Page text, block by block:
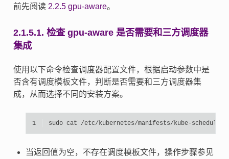
前先阅读 2.2.5 gpu-aware。
2.1.5.1. 检查 gpu-aware 是否需要和三方调度器
集成
使用以下命令检查调度器配置文件，根据启动参数中是
否含有调度模板文件，判断是否需要和三方调度器集
成，从而选择不同的安装方案。
1 sudo cat /etc/kubernetes/manifests/kube-
当返回值为空，不存在调度模板文件，操作步骤参见